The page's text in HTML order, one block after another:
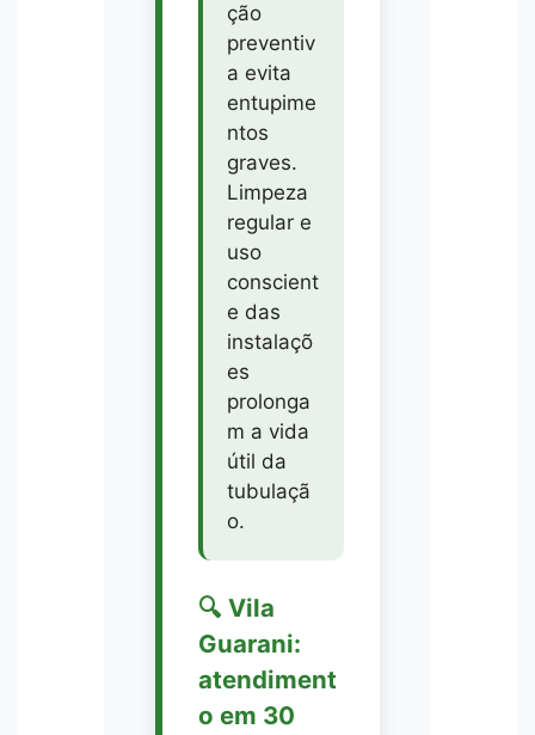
ção
preventiv
a evita
entupime
ntos
graves.
Limpeza
regular e
uso
conscient
e das
instalaçõ
es
prolonga
m a vida
útil da
tubulaçã
o.
🔍 Vila
Guarani:
atendiment
o em 30